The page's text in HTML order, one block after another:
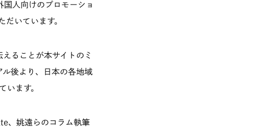
人向けのプロモーショ
だいています。
ることが本サイトのミ
後より、日本の各地域
います。
、姚遠らのコラム執筆